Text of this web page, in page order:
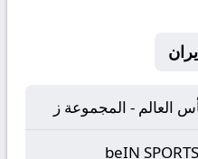
العالم - المجموعة ز
beIN